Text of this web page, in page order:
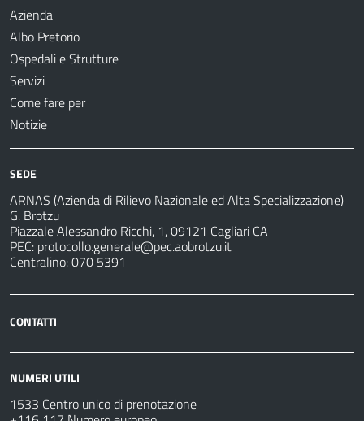
Azienda
Albo Pretorio
Ospedali e Strutture
Servizi
Come fare per
Notizie
SEDE
ARNAS (Azienda di Rilievo Nazionale ed Alta Specializzazione)
G. Brotzu
Piazzale Alessandro Ricchi, 1, 09121 Cagliari CA
PEC: protocollo.generale@pec.aobrotzu.it
Centralino: 070 5391
CONTATTI
NUMERI UTILI
1533 Centro unico di prenotazione